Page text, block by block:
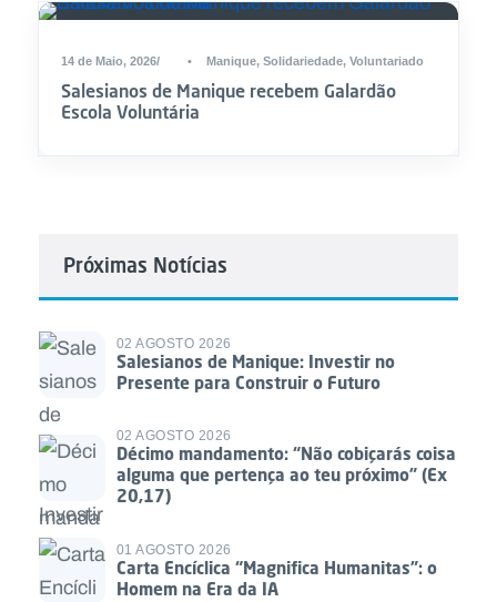
14 de Maio, 2026 • Manique, Solidariedade, Voluntariado
Salesianos de Manique recebem Galardão
Escola Voluntária
Próximas Notícias
02 AGOSTO 2026
Salesianos de Manique: Investir no
Presente para Construir o Futuro
02 AGOSTO 2026
Décimo mandamento: “Não cobiçarás coisa
alguma que pertença ao teu próximo” (Ex
20,17)
01 AGOSTO 2026
Carta Encíclica “Magnifica Humanitas”: o
Homem na Era da IA